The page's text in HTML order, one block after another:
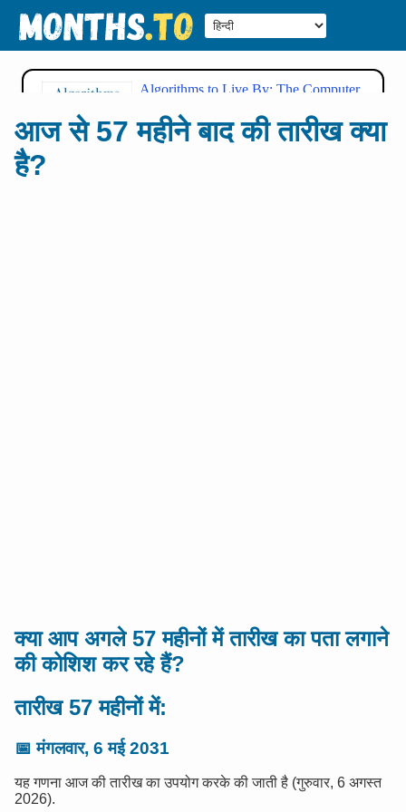
आज से 57 महीने बाद की तारीख क्या
है?
क्या आप अगले 57 महीनों में तारीख का पता लगाने
की कोशिश कर रहे हैं?
तारीख 57 महीनों में:
📅 मंगलवार, 6 मई 2031
यह गणना आज की तारीख का उपयोग करके की जाती है (गुरुवार, 6 अगस्त
2026).